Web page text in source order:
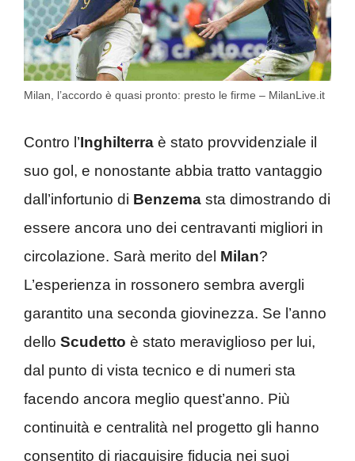
Milan, l’accordo è quasi pronto: presto le firme – MilanLive.it
Contro l’Inghilterra è stato provvidenziale il
suo gol, e nonostante abbia tratto vantaggio
dall’infortunio di Benzema sta dimostrando di
essere ancora uno dei centravanti migliori in
circolazione. Sarà merito del Milan?
L’esperienza in rossonero sembra avergli
garantito una seconda giovinezza. Se l’anno
dello Scudetto è stato meraviglioso per lui,
dal punto di vista tecnico e di numeri sta
facendo ancora meglio quest’anno. Più
continuità e centralità nel progetto gli hanno
consentito di riacquisire fiducia nei suoi